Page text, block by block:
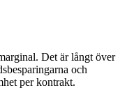
Det är långt över
och
per kontrakt.